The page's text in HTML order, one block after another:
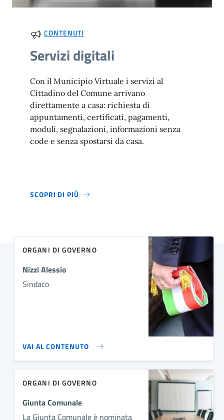
CONTENUTI
Servizi digitali
Con il Municipio Virtuale i servizi al
Cittadino del Comune arrivano
direttamente a casa: richiesta di
appuntamenti, certificati, pagamenti,
moduli, segnalazioni, informazioni senza
code e senza spostarsi da casa.
SCOPRI DI PIÙ
ORGANI DI GOVERNO
Nizzi Alessio
Sindaco
VAI AL CONTENUTO
ORGANI DI GOVERNO
Giunta Comunale
La Giunta Comunale è nominata